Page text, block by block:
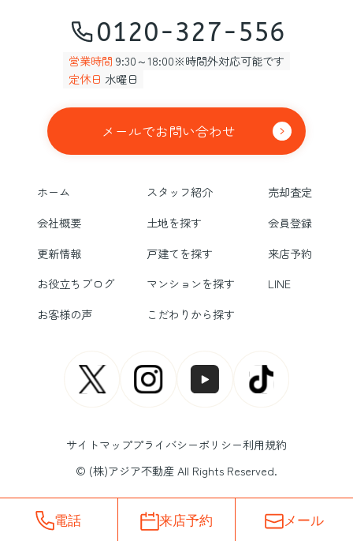
0120-327-556
営業時間 9:30～18:00※時間外対応可能です
定休日 水曜日
メールでお問い合わせ
ホーム スタッフ紹介
売却査定
会社概要
土地を探す
会員登録
更新情報
戸建てを探す
来店予約
お役立ちブログ
マンションを探す
LINE
お客様の声
こだわりから探す
サイトマッププライバシーポリシー利用規約
© (株)アジア不動産 All Rights Reserved.
電話 来店予約 メール